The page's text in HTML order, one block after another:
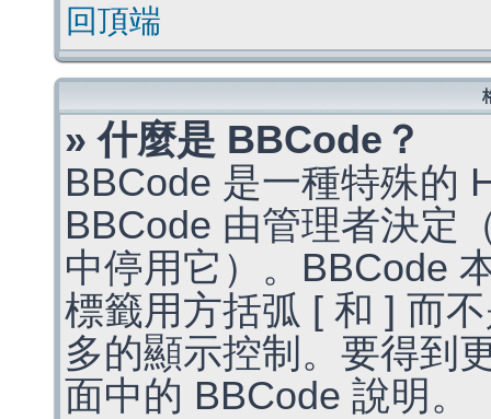
回頂端
» 什麼是 BBCode？
BBCode 是一種特殊的
BBCode 由管理者決定
中停用它）。BBCode
標籤用方括弧 [ 和 ] 而
多的顯示控制。要得到
面中的 BBCode 說明。